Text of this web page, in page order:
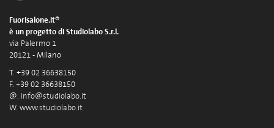
Fuorisalone.it®
è un progetto di Studiolabo S.r.l.
via Palermo 1
20121 - Milano
T. +39 02 36638150
F. +39 02 36638150
@. info@studiolabo.it
W. www.studiolabo.it